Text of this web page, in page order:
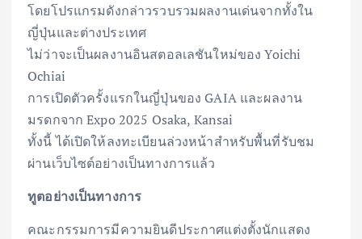
โดยโปรแกรมดังกล่าวรวบรวมผลงานเด่นจากทั้งใน
ญี่ปุ่นและต่างประเทศ
ไม่ว่าจะเป็นผลงานอินสตอลเลชันใหม่ของ Yoichi
Ochiai
การเปิดตัวครั้งแรกในญี่ปุ่นของ GAIA และผลงาน
มรดกจาก Expo 2025 Osaka, Kansai
ทั้งนี้ ได้เปิดให้ลงทะเบียนล่วงหน้าสำหรับพื้นที่รับชม
ผ่านเว็บไซต์อย่างเป็นทางการแล้ว
ทูตอย่างเป็นทางการ
คณะกรรมการมีความยินดีประกาศแต่งตั้งนักแสดง